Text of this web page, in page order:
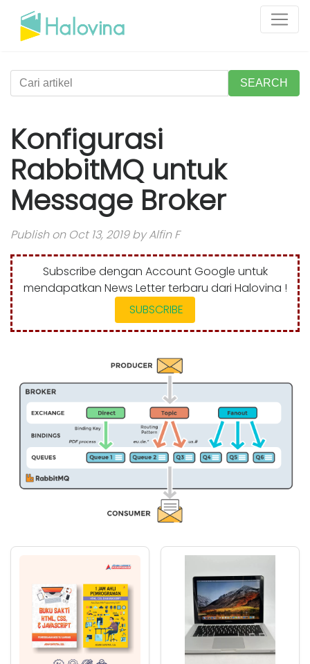
SEARCH
Konfigurasi
RabbitMQ untuk
Message Broker
Publish on Oct 13, 2019 by Alfin F
Subscribe dengan Account Google untuk
mendapatkan News Letter terbaru dari Halovina !
SUBSCRIBE